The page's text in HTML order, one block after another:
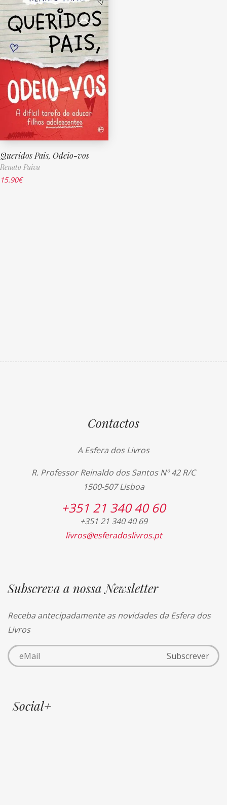
Queridos Pais, Odeio-vos
Renato Paiva
15.90€
Contactos
A Esfera dos Livros
R. Professor Reinaldo dos Santos Nº 42 R/C
1500-507 Lisboa
+351 21 340 40 60
+351 21 340 40 69
livros@esferadoslivros.pt
Subscreva a nossa Newsletter
Receba antecipadamente as novidades da Esfera dos
Livros
Social+